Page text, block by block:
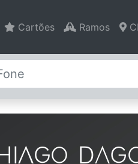
Cartões Ramos